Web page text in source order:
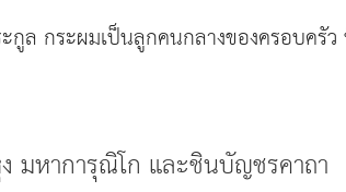
ล กระผมเป็นลูกคนกลางของครอบครั
มหาการุณิโก และชินบัญชรคาถา